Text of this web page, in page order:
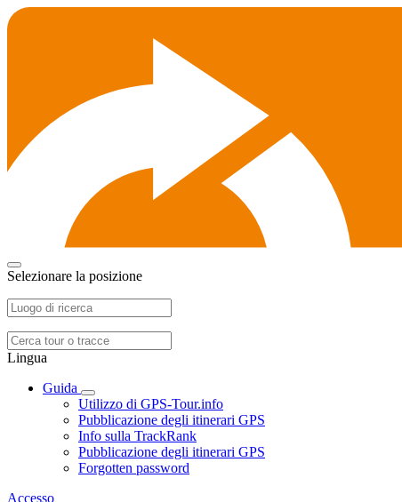
Selezionare la posizione
Lingua
Guida
Utilizzo di GPS-Tour.info
Pubblicazione degli itinerari GPS
Info sulla TrackRank
Pubblicazione degli itinerari GPS
Forgotten password
Accesso